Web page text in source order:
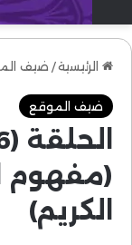
الرئيسية/ ضيف
ضيف الموقع
(مفهوم
الكريم)